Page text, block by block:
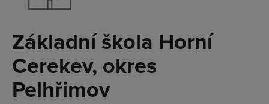
Základní škola Horní
Cerekev, okres
Pelhřimov